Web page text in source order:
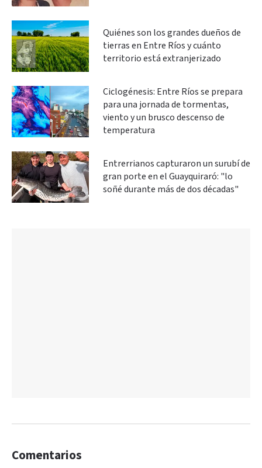
Quiénes son los grandes dueños de
tierras en Entre Ríos y cuánto
territorio está extranjerizado
Ciclogénesis: Entre Ríos se prepara
para una jornada de tormentas,
viento y un brusco descenso de
temperatura
Entrerrianos capturaron un surubí de
gran porte en el Guayquiraró: "lo
soñé durante más de dos décadas"
Comentarios